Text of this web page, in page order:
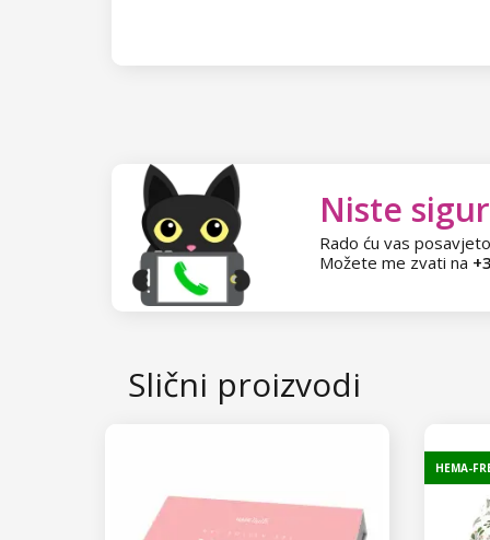
Niste
Rado ću vas
Možete me zvati na
Slični proizvodi
HEMA-